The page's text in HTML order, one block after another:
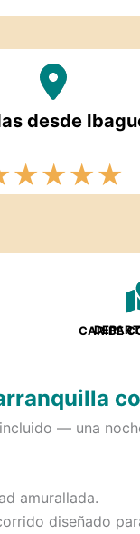
desde
★★★★
CARIBE
— una
amurallada.
diseñado